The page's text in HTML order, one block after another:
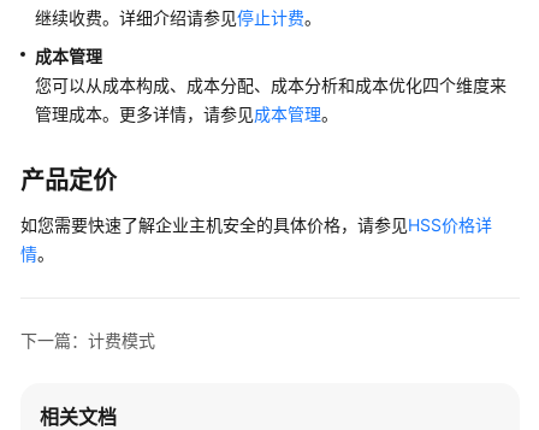
续
费
用
账
单
说
停
继续收费。详细介绍请参见停止计费。
成本管理
您可以从成本构成、成本分配、成本分析和成本优化四个维度来
管理成本。更多详情，请参见成本管理。
产品定价
如您需要快速了解企业主机安全的具体价格，请参见HSS价格详
情。
下一篇：计费模式
相关文档